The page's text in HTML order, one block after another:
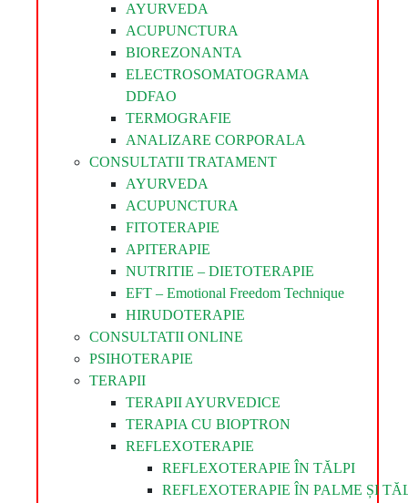
AYURVEDA
ACUPUNCTURA
BIOREZONANTA
ELECTROSOMATOGRAMA
DDFAO
TERMOGRAFIE
ANALIZARE CORPORALA
CONSULTATII TRATAMENT
AYURVEDA
ACUPUNCTURA
FITOTERAPIE
APITERAPIE
NUTRITIE – DIETOTERAPIE
EFT – Emotional Freedom Technique
HIRUDOTERAPIE
CONSULTATII ONLINE
PSIHOTERAPIE
TERAPII
TERAPII AYURVEDICE
TERAPIA CU BIOPTRON
REFLEXOTERAPIE
REFLEXOTERAPIE ÎN TĂLPI
REFLEXOTERAPIE ÎN PALME ȘI